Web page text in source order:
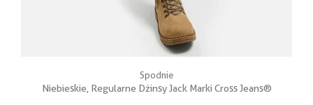
Spodnie
Niebieskie, Regularne Dżinsy Jack Marki Cross Jeans®